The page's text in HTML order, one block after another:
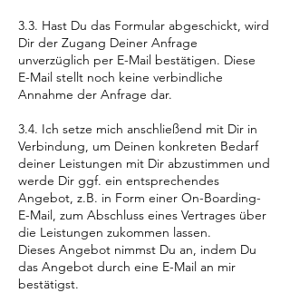
3.3. Hast Du das Formular abgeschickt, wird
Dir der Zugang Deiner Anfrage
unverzüglich per E-Mail bestätigen. Diese
E-Mail stellt noch keine verbindliche
Annahme der Anfrage dar.
3.4. Ich setze mich anschließend mit Dir in
Verbindung, um Deinen konkreten Bedarf
deiner Leistungen mit Dir abzustimmen und
werde Dir ggf. ein entsprechendes
Angebot, z.B. in Form einer On-Boarding-
E-Mail, zum Abschluss eines Vertrages über
die Leistungen zukommen lassen.
Dieses Angebot nimmst Du an, indem Du
das Angebot durch eine E-Mail an mir
bestätigst.